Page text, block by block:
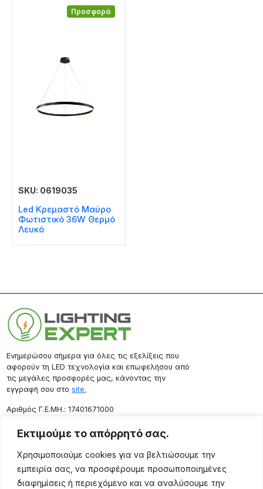
Εκτιμούμε το απόρρητό σας.
Χρησιμοποιούμε cookies για να βελτιώσουμε την
εμπειρία σας, να προσφέρουμε προσωποποιημένες
διαφημίσεις ή περιεχόμενο και να αναλύσουμε την
Προσφορά
SKU: 0619035
Led Κρεμαστό Μαύρο
Φωτιστικό 36W Θερμό
Λευκό
Ενημερώσου σήμερα για όλες τις εξελίξεις που
αφορούν τη LED τεχνολογία και επωφελήσου από
τις μεγάλες προσφορές μας, κάνοντας την
εγγραφή σου στο site.
Aριθμός Γ.Ε.ΜΗ.: 17401671000
Επικοινωνία
Ρόδου 133, Αθήνα 10443
(+30) 211 725 5427
sales@lightingexpert.gr